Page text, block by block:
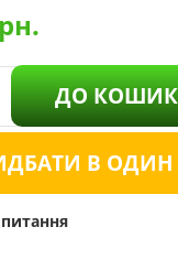
ДО
В ОДИН